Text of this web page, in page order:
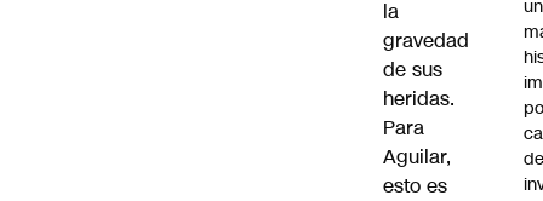
la
gravedad
de sus
heridas.
Para
Aguilar,
esto es
un
de